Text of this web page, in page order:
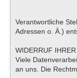
Verantwortliche
Adressen o. Ä.)
WIDERRUF
Viele
an uns. Die